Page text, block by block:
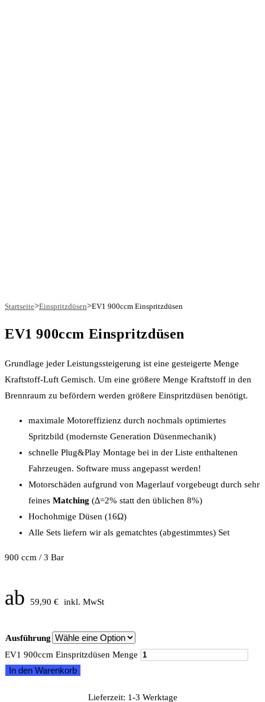
Startseite>Einspritzdüsen>EV1 900ccm Einspritzdüsen
EV1 900ccm Einspritzdüsen
Grundlage jeder Leistungssteigerung ist eine gesteigerte Menge
Kraftstoff-Luft Gemisch. Um eine größere Menge Kraftstoff in den
Brennraum zu befördern werden größere Einspritzdüsen benötigt.
maximale Motoreffizienz durch nochmals optimiertes
Spritzbild (modernste Generation Düsenmechanik)
schnelle Plug&Play Montage bei in der Liste enthaltenen
Fahrzeugen. Software muss angepasst werden!
Motorschäden aufgrund von Magerlauf vorgebeugt durch sehr
feines Matching (∆=2% statt den üblichen 8%)
Hochohmige Düsen (16Ω)
Alle Sets liefern wir als gematchtes (abgestimmtes) Set
900 ccm / 3 Bar
ab 59,90 € inkl. MwSt
Ausführung
EV1 900ccm Einspritzdüsen Menge
In den Warenkorb
Lieferzeit: 1-3 Werktage